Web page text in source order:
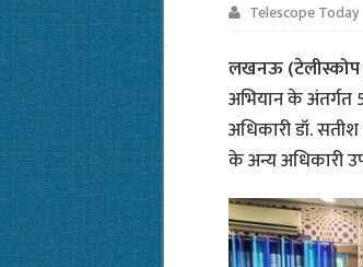
Telescope Today
लखनऊ (टेलीस्कोप
अभियान के अंतर्गत
अधिकारी डॉ.
के अन्य अधिकारी